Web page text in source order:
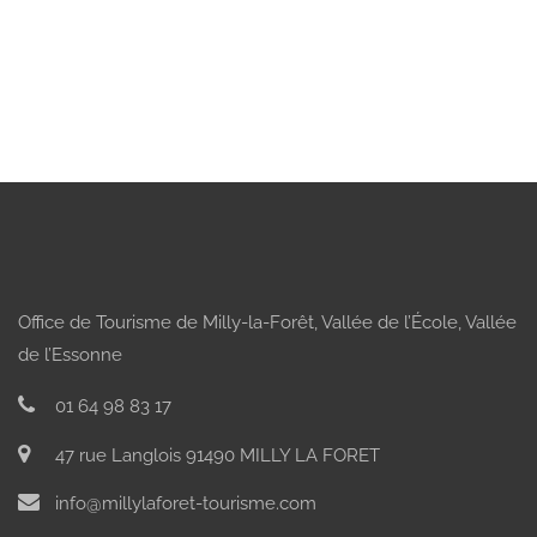
Office de Tourisme de Milly-la-Forêt, Vallée de l’École, Vallée
de l’Essonne
01 64 98 83 17
47 rue Langlois 91490 MILLY LA FORET
info@millylaforet-tourisme.com